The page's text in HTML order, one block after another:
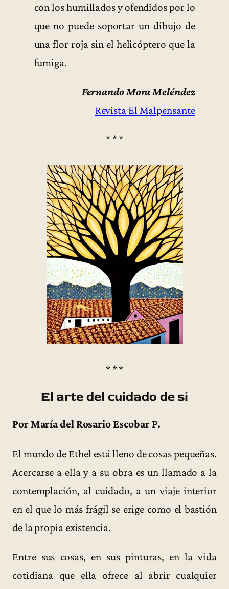
con los humillados y ofendidos por lo
que no puede soportar un dibujo de
una flor roja sin el helicóptero que la
fumiga.
Fernando Mora Meléndez
Revista El Malpensante
* * *
* * *
El arte del cuidado de sí
Por María del Rosario Escobar P.
El mundo de Ethel está lleno de cosas pequeñas.
Acercarse a ella y a su obra es un llamado a la
contemplación, al cuidado, a un viaje interior
en el que lo más frágil se erige como el bastión
de la propia existencia.
Entre sus cosas, en sus pinturas, en la vida
cotidiana que ella ofrece al abrir cualquier